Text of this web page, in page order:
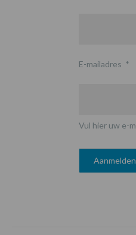
E-mailadres *
Vul hier uw e-